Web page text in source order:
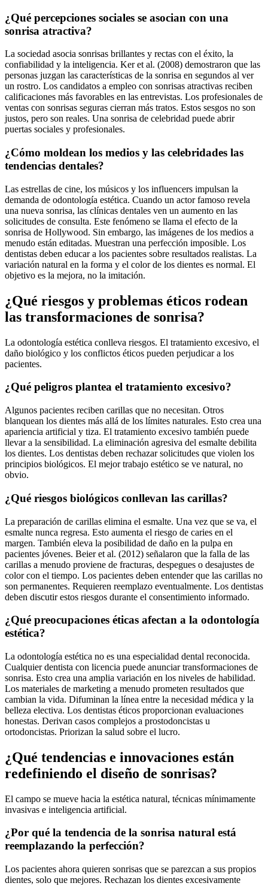
¿Qué percepciones sociales se asocian con una
sonrisa atractiva?
La sociedad asocia sonrisas brillantes y rectas con el éxito, la
confiabilidad y la inteligencia. Ker et al. (2008) demostraron que las
personas juzgan las características de la sonrisa en segundos al ver
un rostro. Los candidatos a empleo con sonrisas atractivas reciben
calificaciones más favorables en las entrevistas. Los profesionales de
ventas con sonrisas seguras cierran más tratos. Estos sesgos no son
justos, pero son reales. Una sonrisa de celebridad puede abrir
puertas sociales y profesionales.
¿Cómo moldean los medios y las celebridades las
tendencias dentales?
Las estrellas de cine, los músicos y los influencers impulsan la
demanda de odontología estética. Cuando un actor famoso revela
una nueva sonrisa, las clínicas dentales ven un aumento en las
solicitudes de consulta. Este fenómeno se llama el efecto de la
sonrisa de Hollywood. Sin embargo, las imágenes de los medios a
menudo están editadas. Muestran una perfección imposible. Los
dentistas deben educar a los pacientes sobre resultados realistas. La
variación natural en la forma y el color de los dientes es normal. El
objetivo es la mejora, no la imitación.
¿Qué riesgos y problemas éticos rodean
las transformaciones de sonrisa?
La odontología estética conlleva riesgos. El tratamiento excesivo, el
daño biológico y los conflictos éticos pueden perjudicar a los
pacientes.
¿Qué peligros plantea el tratamiento excesivo?
Algunos pacientes reciben carillas que no necesitan. Otros
blanquean los dientes más allá de los límites naturales. Esto crea una
apariencia artificial y tiza. El tratamiento excesivo también puede
llevar a la sensibilidad. La eliminación agresiva del esmalte debilita
los dientes. Los dentistas deben rechazar solicitudes que violen los
principios biológicos. El mejor trabajo estético se ve natural, no
obvio.
¿Qué riesgos biológicos conllevan las carillas?
La preparación de carillas elimina el esmalte. Una vez que se va, el
esmalte nunca regresa. Esto aumenta el riesgo de caries en el
margen. También eleva la posibilidad de daño en la pulpa en
pacientes jóvenes. Beier et al. (2012) señalaron que la falla de las
carillas a menudo proviene de fracturas, despegues o desajustes de
color con el tiempo. Los pacientes deben entender que las carillas no
son permanentes. Requieren reemplazo eventualmente. Los dentistas
deben discutir estos riesgos durante el consentimiento informado.
¿Qué preocupaciones éticas afectan a la odontología
estética?
La odontología estética no es una especialidad dental reconocida.
Cualquier dentista con licencia puede anunciar transformaciones de
sonrisa. Esto crea una amplia variación en los niveles de habilidad.
Los materiales de marketing a menudo prometen resultados que
cambian la vida. Difuminan la línea entre la necesidad médica y la
belleza electiva. Los dentistas éticos proporcionan evaluaciones
honestas. Derivan casos complejos a prostodoncistas u
ortodoncistas. Priorizan la salud sobre el lucro.
¿Qué tendencias e innovaciones están
redefiniendo el diseño de sonrisas?
El campo se mueve hacia la estética natural, técnicas mínimamente
invasivas e inteligencia artificial.
¿Por qué la tendencia de la sonrisa natural está
reemplazando la perfección?
Los pacientes ahora quieren sonrisas que se parezcan a sus propios
dientes, solo que mejores. Rechazan los dientes excesivamente